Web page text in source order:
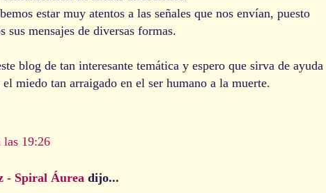
estar muy atentos a las señales que nos envían, puesto
sus mensajes de diversas formas.
blog de tan interesante temática y espero que sirva de ayuda
miedo tan arraigado en el ser humano a la muerte.
las 19:26
- Spiral Áurea dijo...